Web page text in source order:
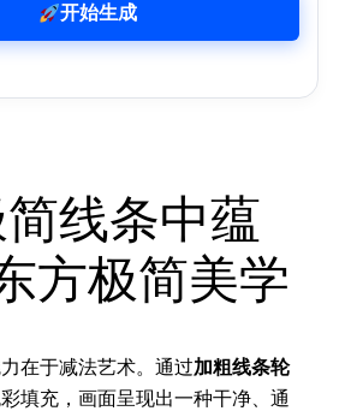
开始生成
线条中蕴
方极简美学
在于减法艺术。通过加粗线条轮
填充，画面呈现出一种干净、通